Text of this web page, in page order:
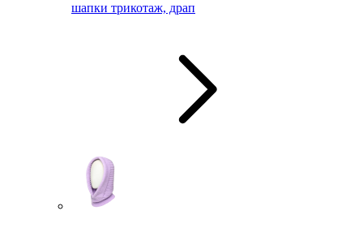
шапки трикотаж, драп